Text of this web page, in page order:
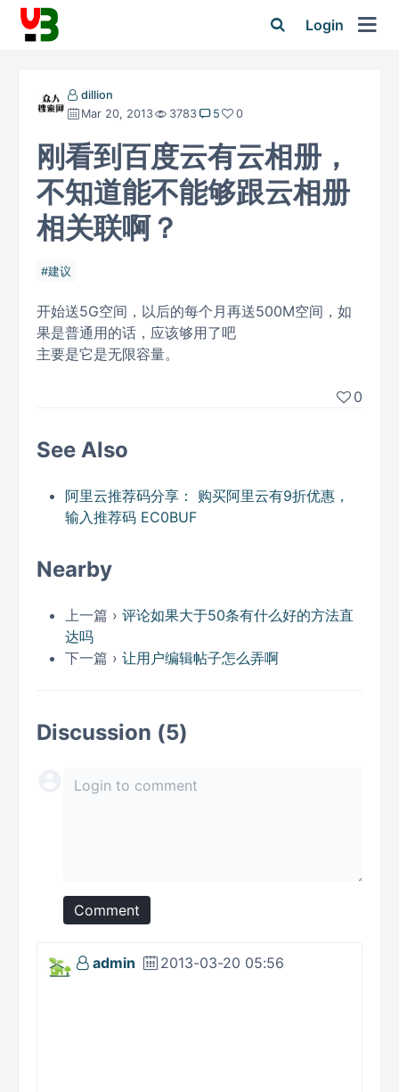
Login
dillion
Mar 20, 2013
3783 5 0
刚看到百度云有云相册，
不知道能不能够跟云相册
相关联啊？
建议
开始送5G空间，以后的每个月再送500M空间，如
果是普通用的话，应该够用了吧
主要是它是无限容量。
0
See Also
阿里云推荐码分享： 购买阿里云有9折优惠，
输入推荐码 EC0BUF
Nearby
上一篇 › 评论如果大于50条有什么好的方法直
达吗
下一篇 › 让用户编辑帖子怎么弄啊
Discussion (5)
Comment
admin 2013-03-20 05:56